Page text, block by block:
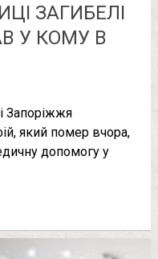
ЗАГИБЕЛІ
У КОМУ В
Запоріжжя
який помер вчора,
допомогу у